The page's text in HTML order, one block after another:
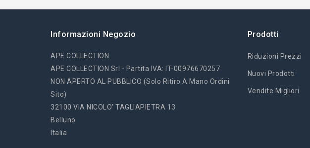
Informazioni Negozio
APE COLLECTION
APE COLLECTION Srl - Partita IVA: IT-00976670257
NON APERTO AL PUBBLICO (solo Ritiro A Mano Ordini
Sito)
32100 VIA NICOLO' TAGLIAPIETRA 13
Belluno
Italia
Prodotti
Riduzioni Prezzi
Nuovi Prodotti
Vendite Migliori